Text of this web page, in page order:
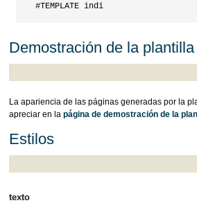
Demostración de la plantilla
La apariencia de las páginas generadas por la
apreciar en la página de demostración de la
Estilos
texto